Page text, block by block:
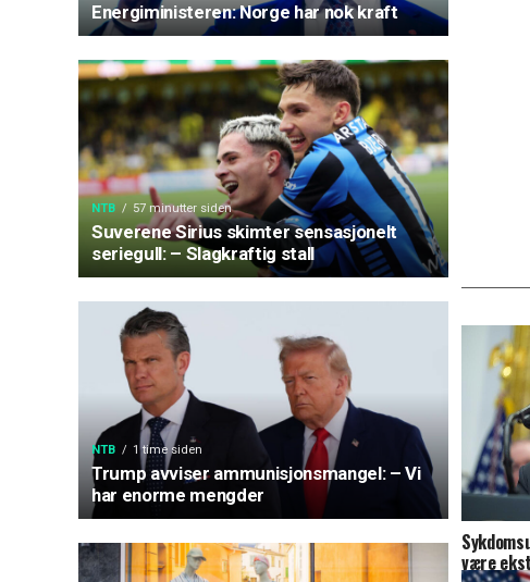
Energiministeren: Norge har nok kraft
NTB 57 minutter siden
Suverene Sirius skimter sensasjonelt
seriegull: – Slagkraftig stall
NTB 1 time siden
Trump avviser ammunisjonsmangel: – Vi
har enorme mengder
være